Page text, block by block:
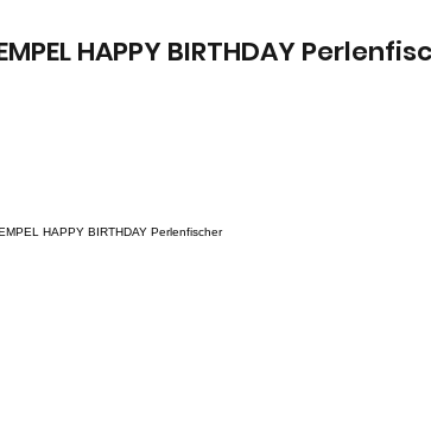
HAPPY BIRTHDAY